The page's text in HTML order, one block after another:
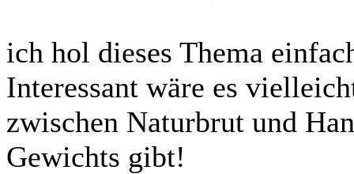
ich hol dieses Thema
Interessant wäre es
zwischen Naturbrut und
Gewichts gibt!